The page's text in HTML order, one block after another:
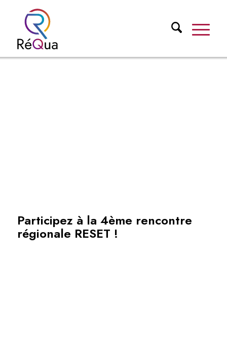
Participez à la 4ème rencontre
régionale RESET !